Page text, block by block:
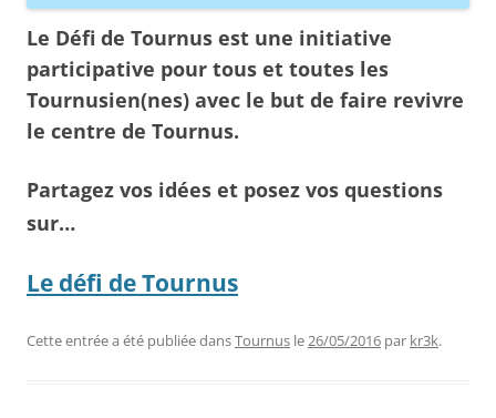
Le Défi de Tournus est une initiative
participative pour tous et toutes les
Tournusien(nes) avec le but de faire revivre
le centre de Tournus.
Partagez vos idées et posez vos questions
sur…
Le défi de Tournus
Cette entrée a été publiée dansTournus le26/05/2016 par kr3k.